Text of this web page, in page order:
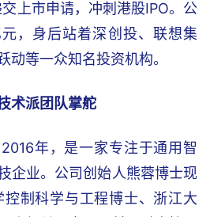
上市申请，冲刺港股IPO。公
，身后站着深创投、联想集
动等一众知名投资机构。
术派团队掌舵
年，是一家专注于通用智
企业。公司创始人熊蓉博士现
制科学与工程博士、浙江大